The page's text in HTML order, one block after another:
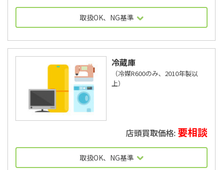
取扱OK、NG基準
OK基準に沿わない場合は受け入れ不可
ワイドタイプはNG
冷蔵庫
（冷媒R600のみ、2010年製以
上）
要相談
取扱OK、NG基準